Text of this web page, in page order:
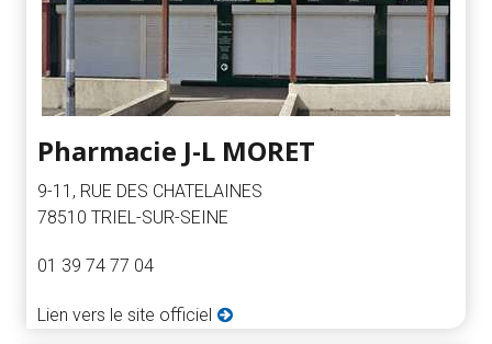
Pharmacie J-L MORET
9-11, RUE DES CHATELAINES
78510 TRIEL-SUR-SEINE
01 39 74 77 04
Lien vers le site officiel